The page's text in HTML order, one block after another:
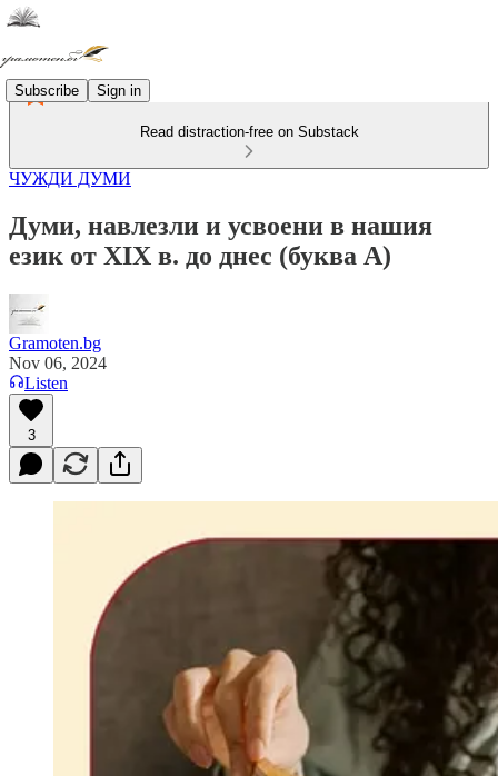
Subscribe Sign in
Read distraction-free on Substack
ЧУЖДИ ДУМИ
Думи, навлезли и усвоени в нашия
език от XIX в. до днес (буква А)
Gramoten.bg
Nov 06, 2024
Listen
3